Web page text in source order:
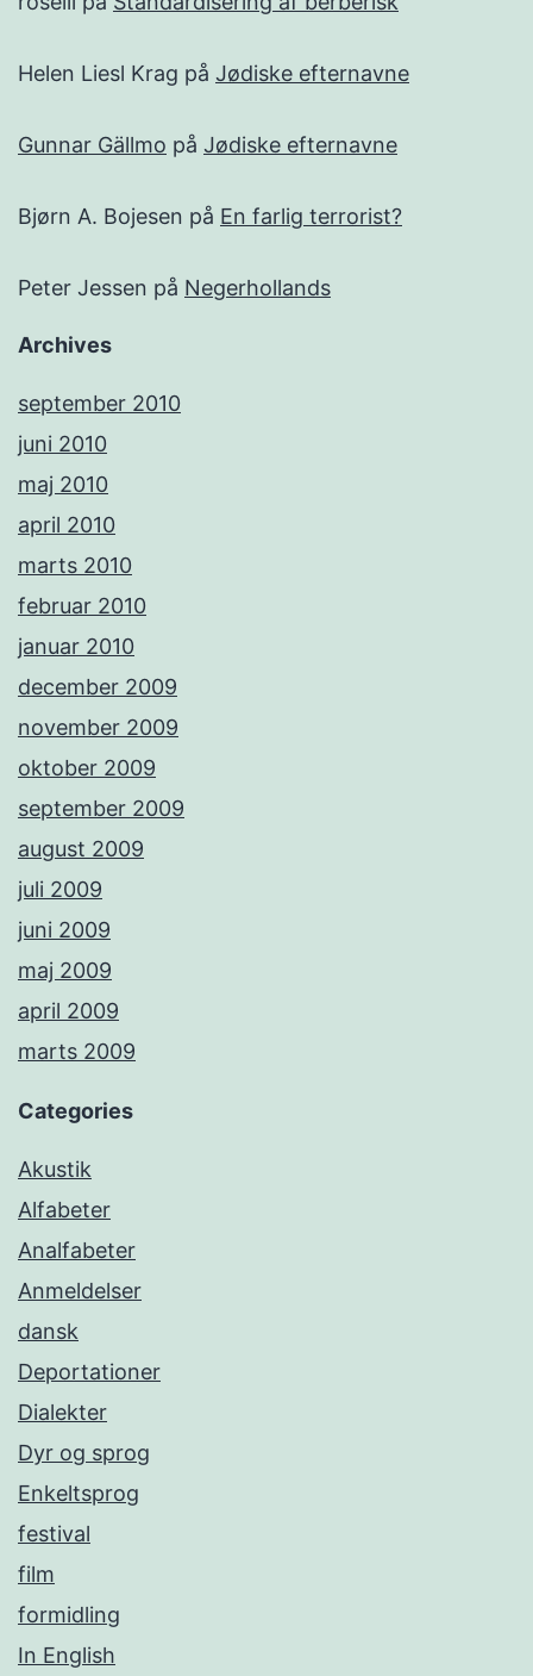
Helen Liesl Krag på Jødiske efternavne
Gunnar Gällmo på Jødiske efternavne
Bjørn A. Bojesen på En farlig terrorist?
Peter Jessen på Negerhollands
Archives
september 2010
juni 2010
maj 2010
april 2010
marts 2010
februar 2010
januar 2010
december 2009
november 2009
oktober 2009
september 2009
august 2009
juli 2009
juni 2009
maj 2009
april 2009
marts 2009
Categories
Akustik
Alfabeter
Analfabeter
Anmeldelser
dansk
Deportationer
Dialekter
Dyr og sprog
Enkeltsprog
festival
film
formidling
In English